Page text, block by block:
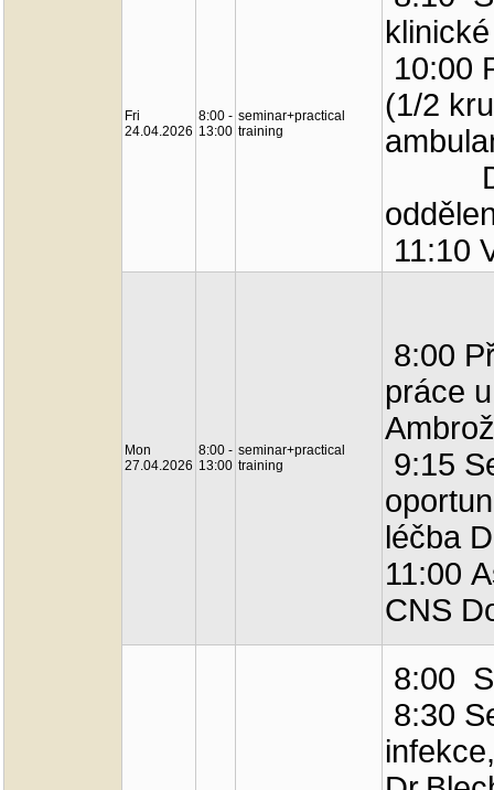
Fri
24.04.2026
8:00 -
13:00
seminar+practical
training
10:00
(1/2
11:10
Mon
27.04.2026
8:00 -
13:00
seminar+practical
training
8:00
práce
9:15
léčba
11:00
CNS
8:00
8:30